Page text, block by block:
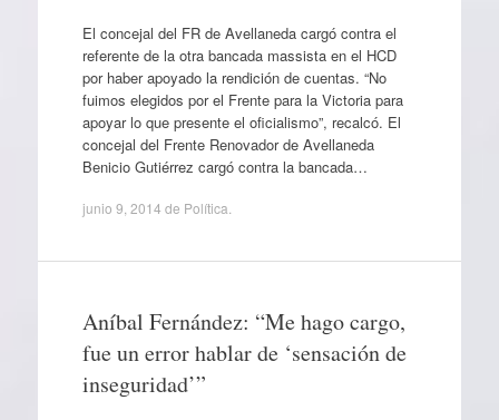
El concejal del FR de Avellaneda cargó contra el
referente de la otra bancada massista en el HCD
por haber apoyado la rendición de cuentas. “No
fuimos elegidos por el Frente para la Victoria para
apoyar lo que presente el oficialismo”, recalcó. El
concejal del Frente Renovador de Avellaneda
Benicio Gutiérrez cargó contra la bancada…
junio 9, 2014 de Política
Aníbal Fernández: “Me hago cargo,
fue un error hablar de ‘sensación de
inseguridad’”